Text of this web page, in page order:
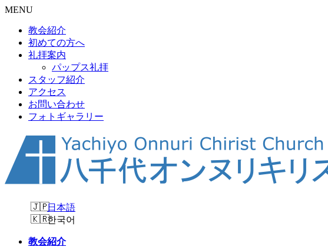
MENU
教会紹介
初めての方へ
礼拝案内
パップス礼拝
スタッフ紹介
アクセス
お問い合わせ
フォトギャラリー
日本語
한국어
教会紹介